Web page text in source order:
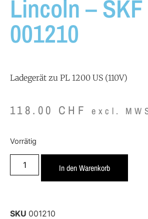
Lincoln –
001210
Ladegerät zu PL 1200 US (110V)
118.00 CHF excl.
Vorrätig
In den Warenkorb
SKU 001210